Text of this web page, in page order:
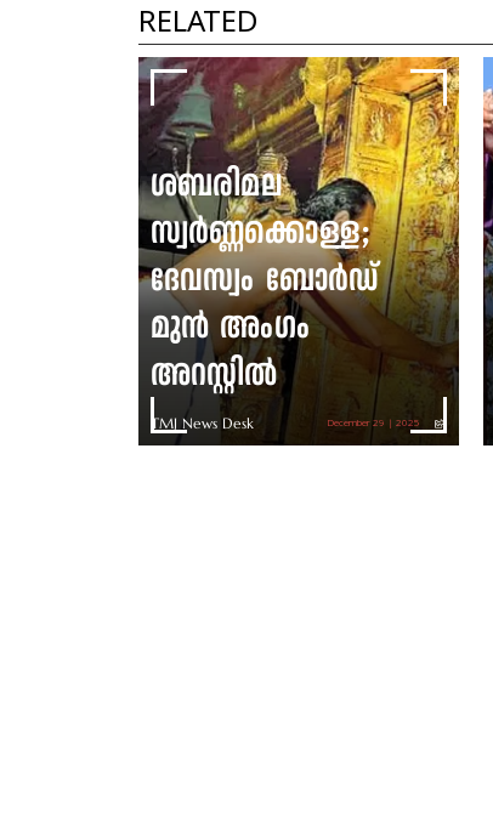
RELATED
ശബരിമല
സ്വർണ്ണക്കൊള്ള;
ദേവസ്വം ബോർഡ്
മുൻ അംഗം
അറസ്റ്റിൽ
TMJ News Desk December 29 | 2025